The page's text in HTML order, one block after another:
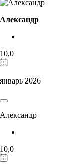
Александр
10,0
январь 2026
Александр
10,0